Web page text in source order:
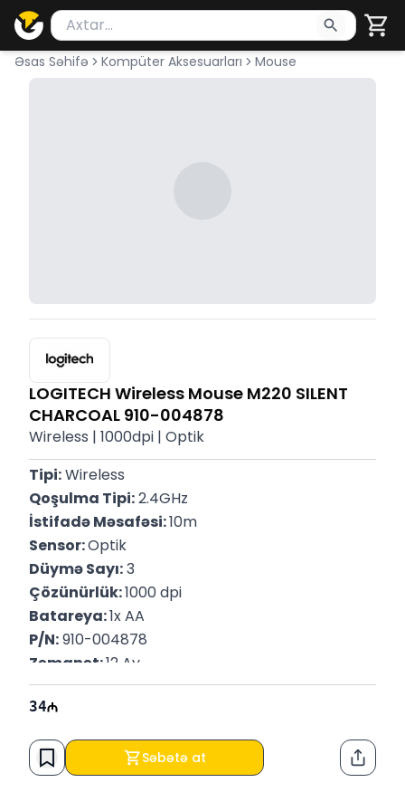
Məhsul axtar
Axtarış üçün ən azı 2 simvol yazın. Göndərmək
Əsas Səhifə Kompüter Aksesuarları Mouse
LOGITECH Wireless Mouse M220 SILENT
CHARCOAL 910-004878
Wireless | 1000dpi | Optik
Tipi: Wireless
Qoşulma Tipi: 2.4GHz
İstifadə Məsafəsi: 10m
Sensor: Optik
Düymə Sayı: 3
Çözünürlük: 1000 dpi
Batareya: 1x AA
P/N: 910-004878
Zəmanət: 12 Ay
34
Səbətə at